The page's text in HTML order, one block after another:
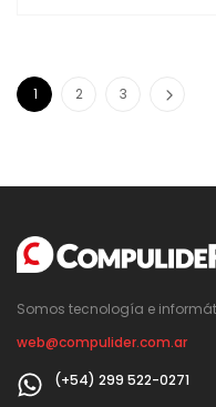
1 2 3
Somos tecnología e
web@compulider.com.ar
(+54) 299 522-0271